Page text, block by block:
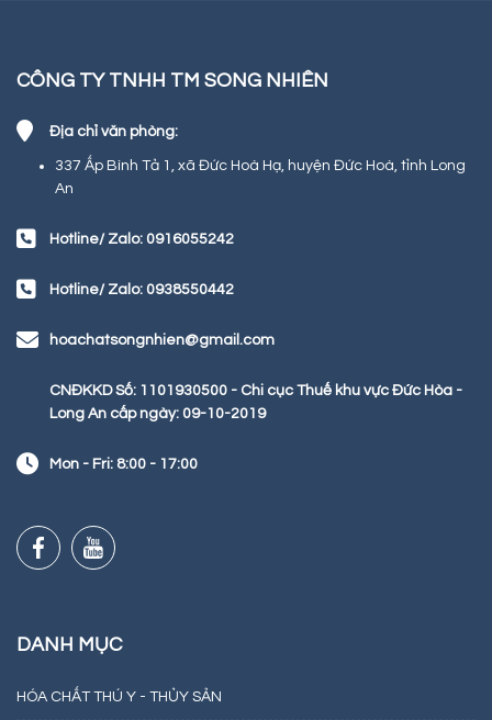
CÔNG TY TNHH TM SONG NHIÊN
Địa chỉ văn phòng:
337 Ấp Bình Tả 1, xã Đức Hoà Hạ, huyện Đức Hoà, tỉnh Long
An
Hotline/ Zalo: 0916055242
Hotline/ Zalo: 0938550442
hoachatsongnhien@gmail.com
CNĐKKD Số: 1101930500 - Chi cục Thuế khu vực Đức Hòa -
Long An cấp ngày: 09-10-2019
Mon - Fri: 8:00 - 17:00
DANH MỤC
HÓA CHẤT THÚ Y - THỦY SẢN